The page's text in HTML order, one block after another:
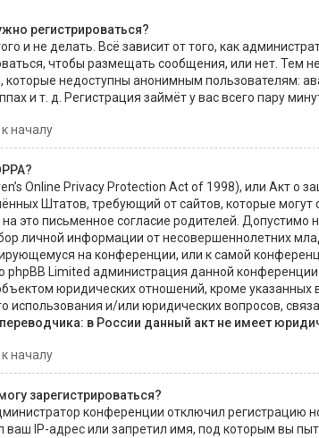
регистрироваться?
и не делать. Всё зависит от того, как
чтобы размещать сообщения, или нет. Тем
которые недоступны анонимным пользователям:
и т. д. Регистрация займёт у вас всего пару
началу
Online Privacy Protection Act of 1998), или Акт о
Штатов, требующий от сайтов, которые
на это письменное согласие родителей.
личной информации от несовершеннолетних
на конференции, или к самой
phpBB Limited администрация данной
юридических отношений, кроме указанных
использования и/или юридических вопросов,
в России данный акт не имеет
началу
зарегистрироваться?
конференции отключил регистрацию
ваш IP-адрес или запретил имя, под которым вы